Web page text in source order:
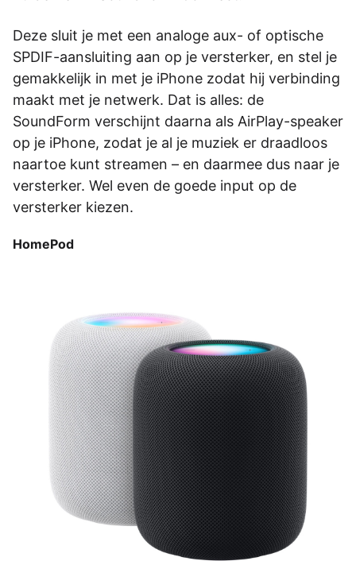
Deze sluit je met een analoge aux- of optische
SPDIF-aansluiting aan op je versterker, en stel je
gemakkelijk in met je iPhone zodat hij verbinding
maakt met je netwerk. Dat is alles: de
SoundForm verschijnt daarna als AirPlay-speaker
op je iPhone, zodat je al je muziek er draadloos
naartoe kunt streamen – en daarmee dus naar je
versterker. Wel even de goede input op de
versterker kiezen.
HomePod